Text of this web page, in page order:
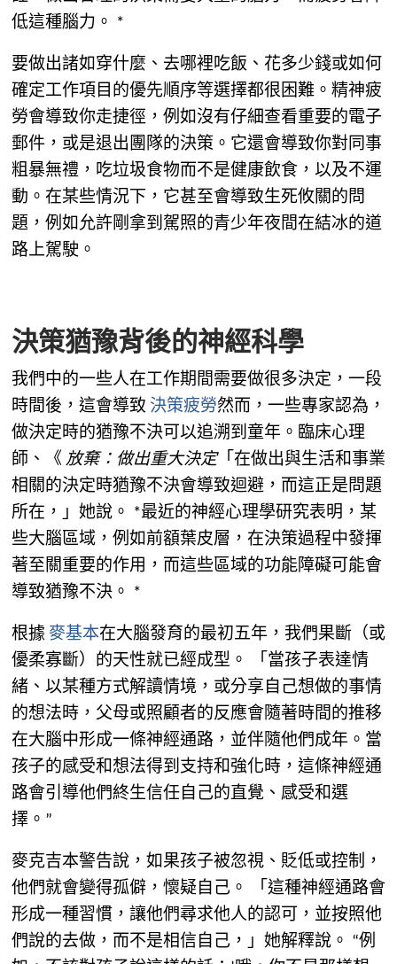
低這種腦力。 *
要做出諸如穿什麼、去哪裡吃飯、花多少錢或如何
確定工作項目的優先順序等選擇都很困難。精神疲
勞會導致你走捷徑，例如沒有仔細查看重要的電子
郵件，或是退出團隊的決策。它還會導致你對同事
粗暴無禮，吃垃圾食物而不是健康飲食，以及不運
動。在某些情況下，它甚至會導致生死攸關的問
題，例如允許剛拿到駕照的青少年夜間在結冰的道
路上駕駛。
決策猶豫背後的神經科學
我們中的一些人在工作期間需要做很多決定，一段
時間後，這會導致 決策疲勞然而，一些專家認為，
做決定時的猶豫不決可以追溯到童年。臨床心理
師、《 放棄：做出重大決定「在做出與生活和事業
相關的決定時猶豫不決會導致迴避，而這正是問題
所在，」她說。 *最近的神經心理學研究表明，某
些大腦區域，例如前額葉皮層，在決策過程中發揮
著至關重要的作用，而這些區域的功能障礙可能會
導致猶豫不決。 *
根據 麥基本在大腦發育的最初五年，我們果斷（或
優柔寡斷）的天性就已經成型。 「當孩子表達情
緒、以某種方式解讀情境，或分享自己想做的事情
的想法時，父母或照顧者的反應會隨著時間的推移
在大腦中形成一條神經通路，並伴隨他們成年。當
孩子的感受和想法得到支持和強化時，這條神經通
路會引導他們終生信任自己的直覺、感受和選
擇。”
麥克吉本警告說，如果孩子被忽視、貶低或控制，
他們就會變得孤僻，懷疑自己。 「這種神經通路會
形成一種習慣，讓他們尋求他人的認可，並按照他
們說的去做，而不是相信自己，」她解釋說。 “例